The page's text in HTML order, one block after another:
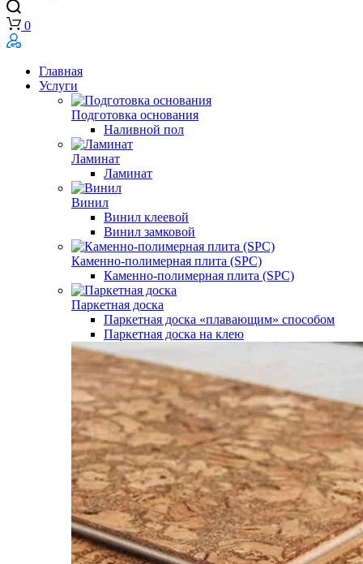
0
Главная
Услуги
Подготовка основания
Наливной пол
Ламинат
Ламинат
Винил
Винил клеевой
Винил замковой
Каменно-полимерная плита (SPC)
Каменно-полимерная плита (SPC)
Паркетная доска
Паркетная доска «плавающим» способом
Паркетная доска на клею